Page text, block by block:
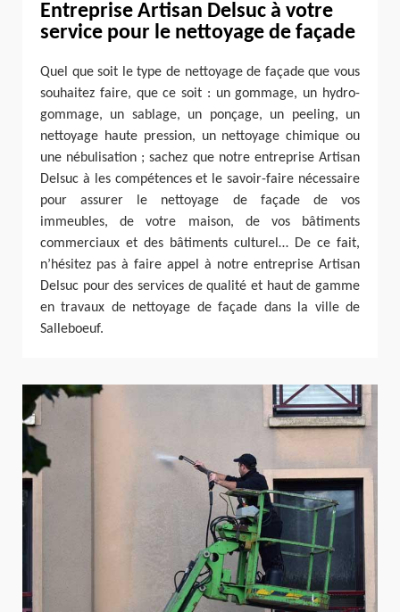
Entreprise Artisan Delsuc à votre
service pour le nettoyage de façade
Quel que soit le type de nettoyage de façade que vous
souhaitez faire, que ce soit : un gommage, un hydro-
gommage, un sablage, un ponçage, un peeling, un
nettoyage haute pression, un nettoyage chimique ou
une nébulisation ; sachez que notre entreprise Artisan
Delsuc à les compétences et le savoir-faire nécessaire
pour assurer le nettoyage de façade de vos
immeubles, de votre maison, de vos bâtiments
commerciaux et des bâtiments culturel… De ce fait,
n’hésitez pas à faire appel à notre entreprise Artisan
Delsuc pour des services de qualité et haut de gamme
en travaux de nettoyage de façade dans la ville de
Salleboeuf.